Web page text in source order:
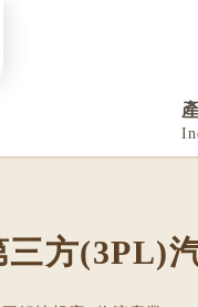
三方(3PL)